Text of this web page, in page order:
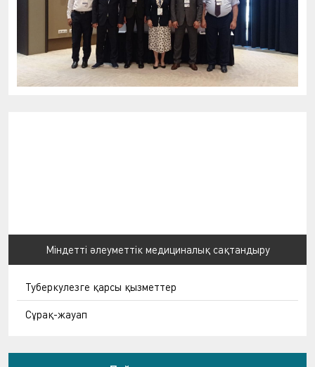
Міндетті әлеуметтік медициналық сақтандыру
Туберкулезге қарсы қызметтер
Сұрақ-жауап